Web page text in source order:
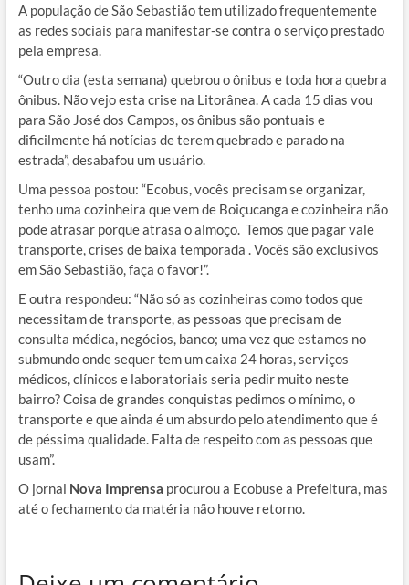
A população de São Sebastião tem utilizado frequentemente
as redes sociais para manifestar-se contra o serviço prestado
pela empresa.
“Outro dia (esta semana) quebrou o ônibus e toda hora quebra
ônibus. Não vejo esta crise na Litorânea. A cada 15 dias vou
para São José dos Campos, os ônibus são pontuais e
dificilmente há notícias de terem quebrado e parado na
estrada”, desabafou um usuário.
Uma pessoa postou: “Ecobus, vocês precisam se organizar,
tenho uma cozinheira que vem de Boiçucanga e cozinheira não
pode atrasar porque atrasa o almoço. Temos que pagar vale
transporte, crises de baixa temporada . Vocês são exclusivos
em São Sebastião, faça o favor!”.
E outra respondeu: “Não só as cozinheiras como todos que
necessitam de transporte, as pessoas que precisam de
consulta médica, negócios, banco; uma vez que estamos no
submundo onde sequer tem um caixa 24 horas, serviços
médicos, clínicos e laboratoriais seria pedir muito neste
bairro? Coisa de grandes conquistas pedimos o mínimo, o
transporte e que ainda é um absurdo pelo atendimento que é
de péssima qualidade. Falta de respeito com as pessoas que
usam”.
O jornal Nova Imprensa procurou a Ecobuse a Prefeitura, mas
até o fechamento da matéria não houve retorno.